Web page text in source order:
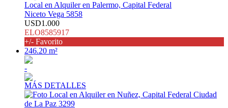
Local en Alquiler en Palermo, Capital Federal
Niceto Vega 5858
USD1.000
ELO8585917
+/- Favorito
246.20 m²
-
MÁS DETALLES